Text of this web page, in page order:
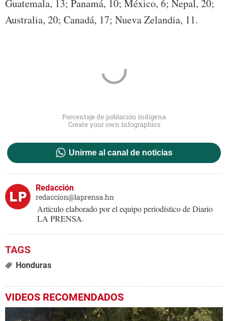
Guatemala, 13; Panamá, 10; México, 6; Nepal, 20;
Australia, 20; Canadá, 17; Nueva Zelandia, 11.
Porcentaje de población indígena
Create your own infographics
Unirme al canal de noticias
Redacción
redaccion@laprensa.hn
Artículo elaborado por el equipo periodístico de Diario
LA PRENSA.
Honduras
VIDEOS RECOMENDADOS